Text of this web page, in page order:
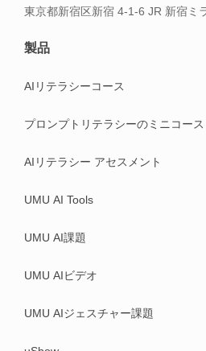
東京都新宿区新宿 4-1-6 JR 新宿ミ
製品
AIリテラシーコース
プロンプトリテラシーのミニコース
AIリテラシー アセスメント
UMU AI Tools
UMU AI課題
UMU AIビデオ
UMU AIジェスチャー課題